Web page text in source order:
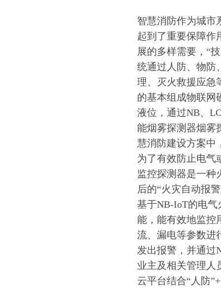
智慧消防作为城市
起到了重要保障作
展的多样需要，“
统通过人防、物防
理、灭火救援应急
的基本组成物联网
液位，通过NB、
能烟雾探测器烟雾
慧消防建设方案中
为了有效防止电气
监控探测器是一种
后的“火灾自动报
基于NB-IoT的电
能，能有效地监控
流、漏电等参数进
发出报警，并通过
业主及相关管理人
云平台结合“人防